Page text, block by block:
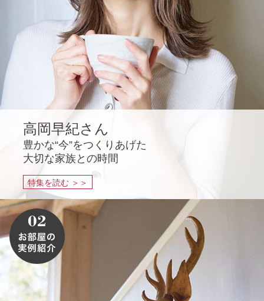
高岡早紀さん
豊かな“今”をつくりあげた
大切な家族との時間
特集を読む ＞＞